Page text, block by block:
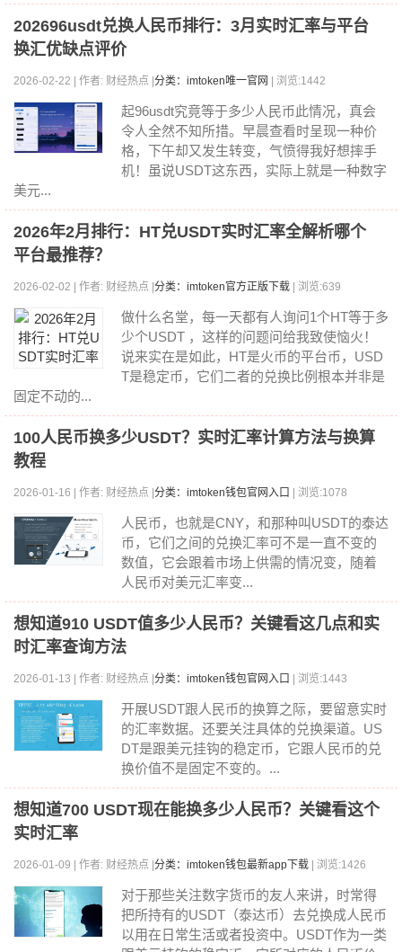
202696usdt兑换人民币排行：3月实时汇率与平台
换汇优缺点评价
2026-02-22 | 作者: 财经热点 | 分类：imtoken唯一官网 | 浏览:1442
起96usdt究竟等于多少人民币此情况，真会
令人全然不知所措。早晨查看时呈现一种价
格，下午却又发生转变，气愤得我好想摔手
机！虽说USDT这东西，实际上就是一种数字
美元...
2026年2月排行：HT兑USDT实时汇率全解析哪个
平台最推荐？
2026-02-02 | 作者: 财经热点 | 分类：imtoken官方正版下载 | 浏览:639
做什么名堂，每一天都有人询问1个HT等于多
少个USDT ，这样的问题问给我致使恼火！
说来实在是如此，HT是火币的平台币，USD
T是稳定币，它们二者的兑换比例根本并非是
固定不动的...
100人民币换多少USDT？实时汇率计算方法与换算
教程
2026-01-16 | 作者: 财经热点 | 分类：imtoken钱包官网入口 | 浏览:1078
人民币，也就是CNY，和那种叫USDT的泰达
币，它们之间的兑换汇率可不是一直不变的
数值，它会跟着市场上供需的情况变，随着
人民币对美元汇率变...
想知道910 USDT值多少人民币？关键看这几点和实
时汇率查询方法
2026-01-13 | 作者: 财经热点 | 分类：imtoken钱包官网入口 | 浏览:1443
开展USDT跟人民币的换算之际，要留意实时
的汇率数据。还要关注具体的兑换渠道。US
DT是跟美元挂钩的稳定币，它跟人民币的兑
换价值不是固定不变的。...
想知道700 USDT现在能换多少人民币？关键看这个
实时汇率
2026-01-09 | 作者: 财经热点 | 分类：imtoken钱包最新app下载 | 浏览:1426
对于那些关注数字货币的友人来讲，时常得
把所持有的USDT（泰达币）去兑换成人民币
以用在日常生活或者投资中。USDT作为一类